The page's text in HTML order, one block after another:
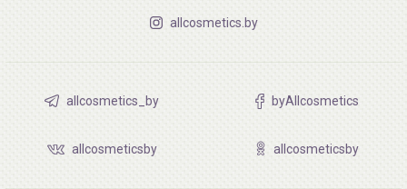
allcosmetics.by
allcosmetics_by byAllcosmetics
allcosmeticsby allcosmeticsby